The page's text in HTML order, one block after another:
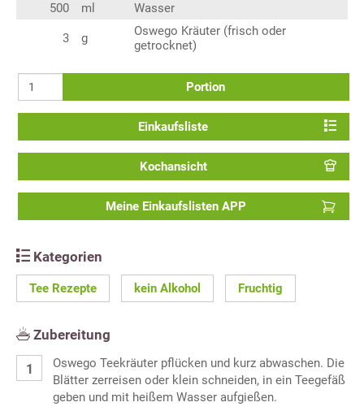
500 ml Wasser
3 g
Oswego Kräuter (frisch oder
getrocknet)
Portion
Einkaufsliste
Kochansicht
Meine Einkaufslisten APP
Kategorien
Tee Rezepte kein Alkohol Fruchtig
Zubereitung
Oswego Teekräuter pflücken und kurz abwaschen. Die
Blätter zerreisen oder klein schneiden, in ein Teegefäß
geben und mit heißem Wasser aufgießen.